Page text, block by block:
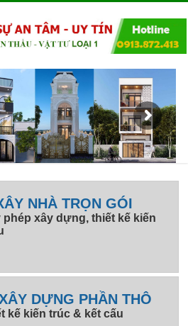
NHÀ TRỌN GÓI
phép xây dựng, thiết kế kiến
DỰNG PHẦN THÔ
kế kiến trúc & kết cấu